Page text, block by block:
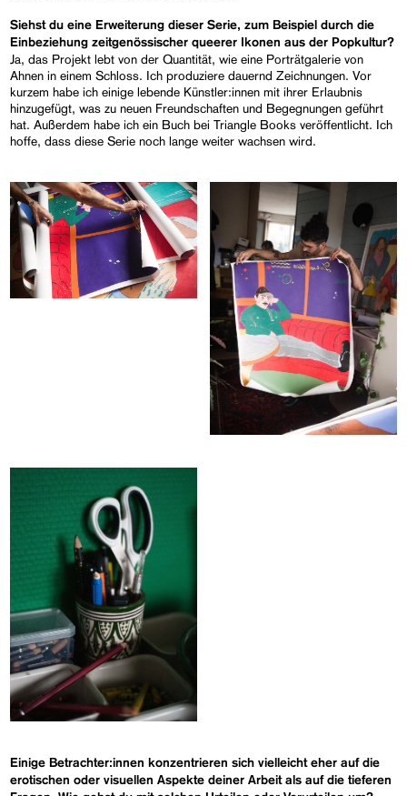
Siehst du eine Erweiterung dieser Serie, zum Beispiel durch die
Einbeziehung zeitgenössischer queerer Ikonen aus der Popkultur?
Ja, das Projekt lebt von der Quantität, wie eine Porträtgalerie von
Ahnen in einem Schloss. Ich produziere dauernd Zeichnungen. Vor
kurzem habe ich einige lebende Künstler:innen mit ihrer Erlaubnis
hinzugefügt, was zu neuen Freundschaften und Begegnungen geführt
hat. Außerdem habe ich ein Buch bei Triangle Books veröffentlicht. Ich
hoffe, dass diese Serie noch lange weiter wachsen wird.
Einige Betrachter:innen konzentrieren sich vielleicht eher auf die
erotischen oder visuellen Aspekte deiner Arbeit als auf die tieferen